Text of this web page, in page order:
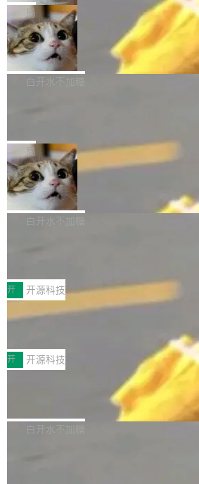
提升： 原生支持4K图像生成； 更精细的
理、细节与真实世界质感； 更准确的中英
生成与复杂版式组织； 更稳定的图...
是 Ubuntu 专有的，不会用在其他发行版
所以 deb 版本的受众实际上为零。既然只
untu 用户在用，那用 snap 打包就没什么
的。 从 deb 到 snap 的迁移路径 hwctl 是
hwlib 硬件 API 库的一部分，命令行工具
隔了几天。 Lilian Weng 上周刚宣布因健
离开 Thinking Machines Lab，说自己作
创始人的角色「太累了」。几天后，The
ation 就曝出她将重回 OpenAI，负责递归
改进方向的研究。她是 Thinking Machines
一在人才争夺战中失血的公司。六月，
连失两员大将：Noam Shazeer 去了 Op...
局
FFmpeg 9.0 发布
FFmpeg 9.0 现已发布，包含多项改进。
新日志列出的 9.0 版本主要更新内容如下
er HE-AAC 960 解码 (DAB+)
filter 添加 AMF Frame Rate Converter
_amf) filter SMPTE 2094-50 元数据支持
通 ProRes RAW VideoToolbox 硬件加速
V ...
白开水不加糖
Code 在 X 上发帖：「DeepSeek Flash
tokens on August 1st. 5T of free usage +
on OpenCode Go.」79.8 万次浏览，连带
DeepSeek一天消耗了8万亿# 上了微博
注意这是 OpenCode 一家的消耗。
不完。」5T 来自免费额度，3T 来自 Go...
局
NetBSD 11.0 正式发布
NetBSD 11.0 现已正式发布，这是
作系统的第十八个主要版本。 自 NetBSD
ve JH71XX 的设备，例如 VisionFive 2、
64 STAR64，以及 QEMU。 增强了对
-2024 和 C23 编程接口标准的兼容性。
_linux(8) 增强了对 Linux 系统调用的支持
括 epoll（围绕 kqueue 实现）、POSIX
列、...
白开水不加糖
案
享会在上海举办。鸿蒙生态的全场景智慧营
台鲸鸿动能协同华为游戏中心，面向游戏行
发者及生态伙伴，系统呈现了平台在游戏领
完整能力版图——从IAP高价值用户的全周
营、到IAA游戏的“买变一体”正循环、再到
广告协同的全链路经营闭环，以及面向全
的出海增长布局。 华为终端云业务商业化
责人在开场致辞中表示，游戏开发者的核
已不再是“多一个投放渠道”，而是一套能
开 开源科技
技嘉X3D系列再添新成员 B850 AORU
面向AMD Ryzen X3D处理器玩家，技嘉
列主板阵容迎来新成员——B850 AORUS
X3D。作为面向主流高性能平台打造的全
产品，B850 AORUS ELITE X3D延续技嘉
D平台优化上的技术积累，旨在为游戏玩家
更稳定、更高效的装机选择。 B850
开 开源科技
Zadig v5.0 发布：AI 发布专员与 AI 审
我们团队这几天最大的卡点不是 AI 写得不
好，是 AI 写得太好了。 好到审查排期从两
白开水不加糖